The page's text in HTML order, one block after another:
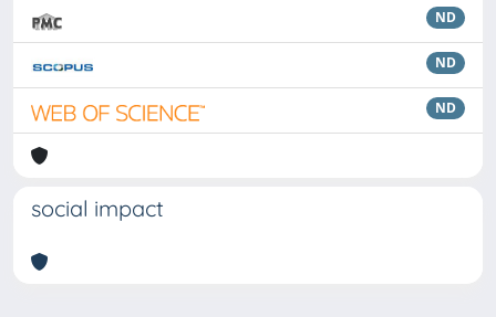
ND
ND
ND
social impact